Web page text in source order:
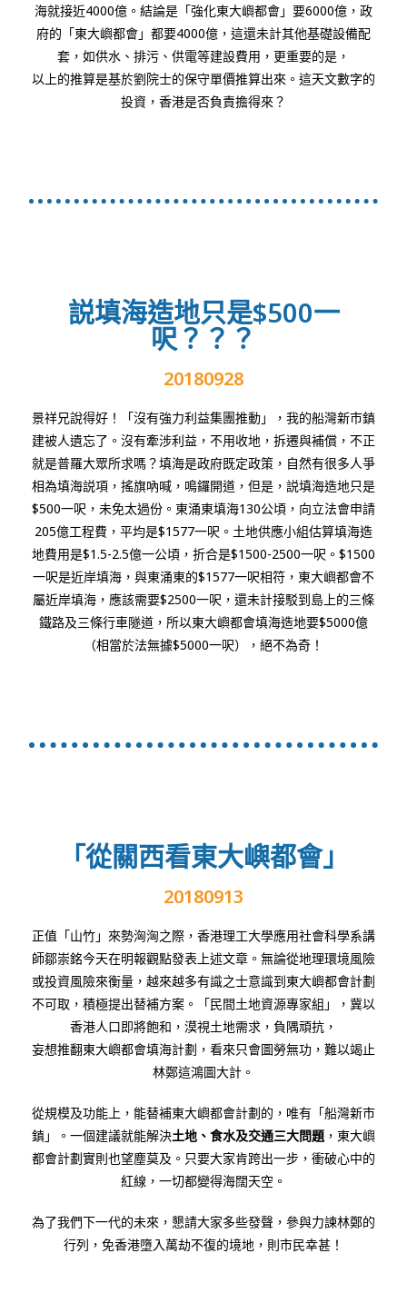
海就接近4000億。結論是「強化東大嶼都會」要6000億，政
府的「東大嶼都會」都要4000億，這還未計其他基礎設備配
套，如供水、排污、供電等建設費用，更重要的是，
以上的推算是基於劉院士的保守單價推算出來。這天文數字的
投資，香港是否負責擔得來？
説填海造地只是$500一
呎？？？
20180928
景祥兄說得好！「沒有強力利益集團推動」，我的船灣新市鎮
建被人遺忘了。沒有牽涉利益，不用收地，拆遷與補償，不正
就是普羅大眾所求嗎？填海是政府既定政策，自然有很多人爭
相為填海説項，搖旗吶喊，鳴鑼開道，但是，説填海造地只是
$500一呎，未免太過份。東涌東填海130公頃，向立法會申請
205億工程費，平均是$1577一呎。土地供應小組估算填海造
地費用是$1.5-2.5億一公頃，折合是$1500-2500一呎。$1500
一呎是近岸填海，與東涌東的$1577一呎相符，東大嶼都會不
屬近岸填海，應該需要$2500一呎，還未計接駁到島上的三條
鐵路及三條行車隧道，所以東大嶼都會填海造地要$5000億
（相當於法無據$5000一呎），絕不為奇！
「從關西看東大嶼都會」
20180913
正值「山竹」來勢洶洶之際，香港理工大學應用社會科學系講
師鄒崇銘今天在明報觀點發表上述文章。無論從地理環境風險
或投資風險來衡量，越來越多有識之士意識到東大嶼都會計劃
不可取，積極提出替補方案。「民間土地資源專家組」，冀以
香港人口即將飽和，漠視土地需求，負隅頑抗，
妄想推翻東大嶼都會填海計劃，看來只會圖勞無功，難以竭止
林鄭這鴻圖大計。
從規模及功能上，能替補東大嶼都會計劃的，唯有「船灣新市
鎮」。一個建議就能解決土地、食水及交通三大問題 ，東大嶼
都會計劃實則也望塵莫及。只要大家肯跨出一步，衝破心中的
紅線，一切都變得海闊天空。
為了我們下一代的未來，懇請大家多些發聲，參與力諫林鄭的
行列，免香港墮入萬劫不復的境地，則市民幸甚！